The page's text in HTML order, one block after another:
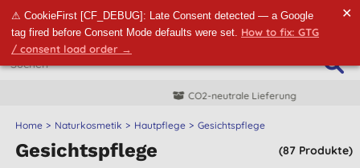
⚠ CookieFirst [CF_DEBUG]: Late Consent detected — a Google
tag fired before Consent Mode defaults were set. How to fix: GTG
/ consent load order →
✕
CO2-neutrale Lieferung
Home Naturkosmetik Hautpflege Gesichtspflege
(87 Produkte)
Gesichtspflege